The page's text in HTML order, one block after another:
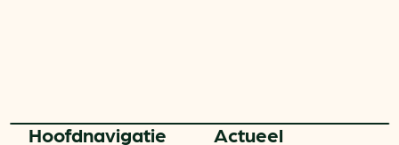
Hoofd­navigatie Actueel